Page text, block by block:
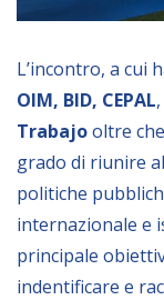
Bandi
Borse di
Alta
Albo
Contratti/
L’incontro, a cui
OIM, BID, CEPAL,
Trabajooltre
grado di riunire
politiche
internazionale e
principale
indentificare e